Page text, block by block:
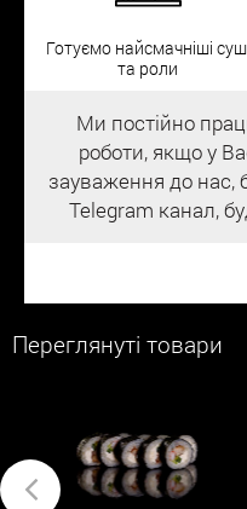
Готуємо найсмачніші
та роли
Ми постійно
роботи, якщо у
зауваження до нас,
Telegram канал,
Переглянуті товари